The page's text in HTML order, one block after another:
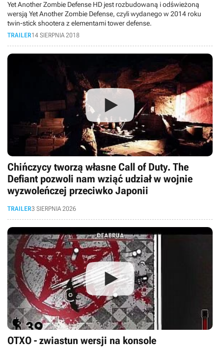
Yet Another Zombie Defense HD jest rozbudowaną i odświeżoną
wersją Yet Another Zombie Defense, czyli wydanego w 2014 roku
twin-stick shootera z elementami tower defense.
TRAILER14 SIERPNIA 2018
Chińczycy tworzą własne Call of Duty. The
Defiant pozwoli nam wziąć udział w wojnie
wyzwoleńczej przeciwko Japonii
TRAILER3 SIERPNIA 2026
OTXO - zwiastun wersji na konsole